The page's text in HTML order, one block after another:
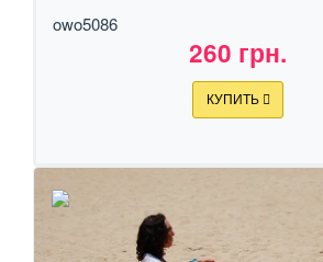
owo5086
260 грн.
КУПИТЬ